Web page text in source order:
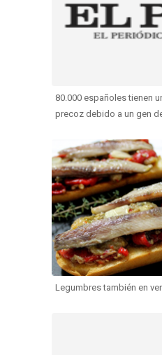
80.000 españoles tienen
precoz debido a un gen
Legumbres también en